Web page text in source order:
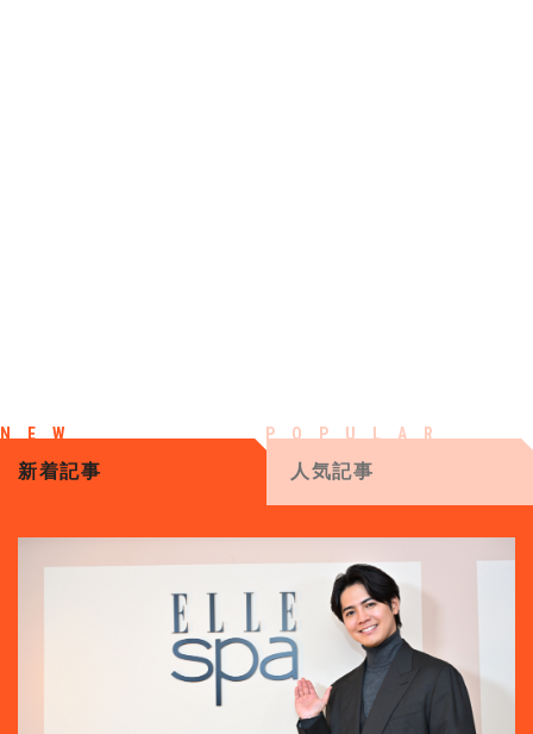
新着記事 人気記事